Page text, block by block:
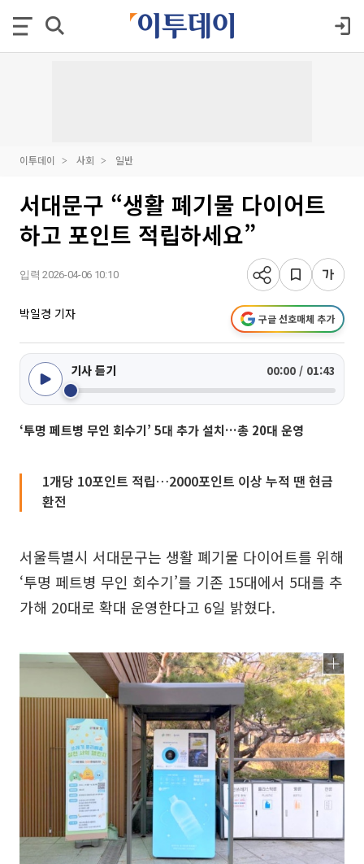
이투데이 사회 일반
서대문구 “생활 폐기물 다이어트
하고 포인트 적립하세요”
입력 2026-04-06 10:10
박일경 기자 구글 선호매체 추가
기사 듣기 00:00 / 01:43
‘투명 페트병 무인 회수기’ 5대 추가 설치…총 20대 운영
1개당 10포인트 적립…2000포인트 이상 누적 땐 현금
환전
서울특별시 서대문구는 생활 폐기물 다이어트를 위해
‘투명 페트병 무인 회수기’를 기존 15대에서 5대를 추
가해 20대로 확대 운영한다고 6일 밝혔다.